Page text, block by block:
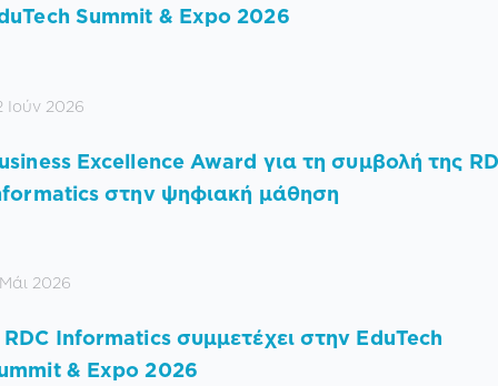
Summit & Expo 2026
Ιούν 2026
Excellence Award για τη συμβολή της
στην ψηφιακή μάθηση
Μάι 2026
Informatics συμμετέχει στην EduTech
& Expo 2026